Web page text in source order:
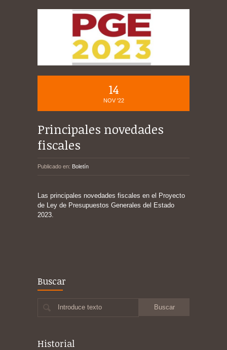
14
NOV '22
Principales novedades
fiscales
Publicado en: Boletín
Las principales novedades fiscales en el Proyecto
de Ley de Presupuestos Generales del Estado
2023.
Buscar
Introduce texto
Historial